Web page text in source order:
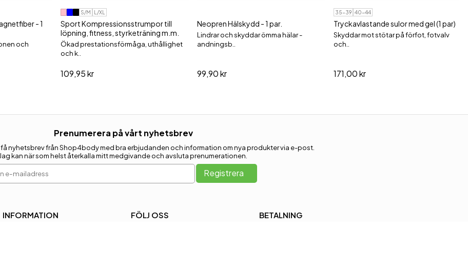
- 1
och
S/M L/XL
Sport Kompressionsstrumpor till
löpning, fitness, styrketräning m.m.
Ökad prestationsförmåga, uthållighet
och k..
109,95 kr
Neopren Hälskydd - 1 par.
Lindrar och skyddar ömma hälar -
andningsb..
99,90 kr
35-39 40-44
Tryckavlastande sulor med gel (1 par)
Skyddar mot stötar på förfot, fotvalv
och..
171,00 kr
Prenumerera på vårt nyhetsbrev
få nyhetsbrev från Shop4body med bra erbjudanden och information om nya produkter via e-post.
Jag kan när som helst återkalla mitt medgivande och avsluta prenumerationen.
e-mailadress Registrera
INFORMATION FÖLJ OSS BETALNING